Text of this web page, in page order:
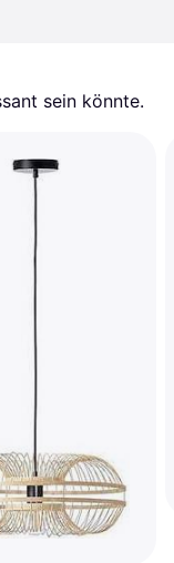
sein könnte.